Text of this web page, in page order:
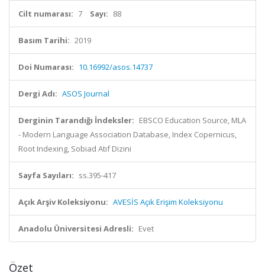
Cilt numarası: 7 Sayı: 88
Basım Tarihi: 2019
Doi Numarası: 10.16992/asos.14737
Dergi Adı: ASOS Journal
Derginin Tarandığı İndeksler: EBSCO Education Source, MLA
- Modern Language Association Database, Index Copernicus,
Root Indexing, Sobiad Atıf Dizini
Sayfa Sayıları: ss.395-417
Açık Arşiv Koleksiyonu: AVESİS Açık Erişim Koleksiyonu
Anadolu Üniversitesi Adresli: Evet
Özet